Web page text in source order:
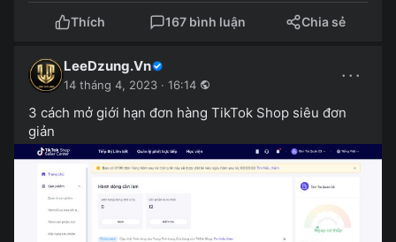
Thích 167 bình luận Chia sẻ
LeeDzung.Vn
14 tháng 4, 2023 · 16:14 ···
3 cách mở giới hạn đơn hàng TikTok Shop siêu đơn
giản